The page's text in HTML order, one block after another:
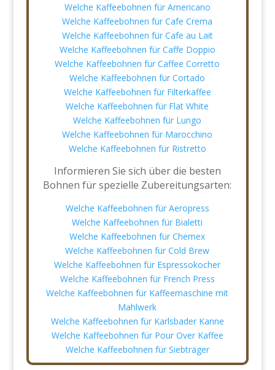
Welche Kaffeebohnen für Americano
Welche Kaffeebohnen für Cafe Crema
Welche Kaffeebohnen für Cafe au Lait
Welche Kaffeebohnen für Caffe Doppio
Welche Kaffeebohnen für Caffee Corretto
Welche Kaffeebohnen für Cortado
Welche Kaffeebohnen für Filterkaffee
Welche Kaffeebohnen für Flat White
Welche Kaffeebohnen für Lungo
Welche Kaffeebohnen für Marocchino
Welche Kaffeebohnen für Ristretto
Informieren Sie sich über die besten
Bohnen für spezielle Zubereitungsarten:
Welche Kaffeebohnen für Aeropress
Welche Kaffeebohnen für Bialetti
Welche Kaffeebohnen für Chemex
Welche Kaffeebohnen für Cold Brew
Welche Kaffeebohnen für Espressokocher
Welche Kaffeebohnen für French Press
Welche Kaffeebohnen für Kaffeemaschine mit
Mahlwerk
Welche Kaffeebohnen für Karlsbader Kanne
Welche Kaffeebohnen für Pour Over Kaffee
Welche Kaffeebohnen für Siebträger